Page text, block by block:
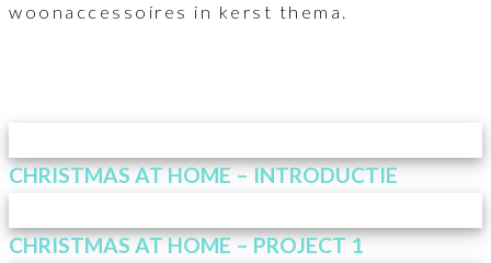
woonaccessoires in kerst thema.
CHRISTMAS AT HOME – INTRODUCTIE
CHRISTMAS AT HOME – PROJECT 1